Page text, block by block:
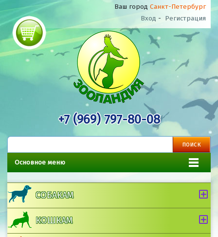
Ваш город Санкт-Петербург
Вход - Регистрация
+7 (969) 797-80-08
Основное меню
СОБАКАМ
КОШКАМ